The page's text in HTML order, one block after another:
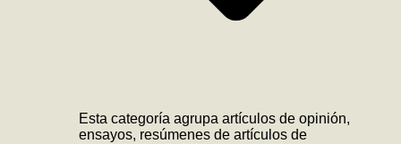
Esta categoría agrupa artículos de opinión,
ensayos, resúmenes de artículos de